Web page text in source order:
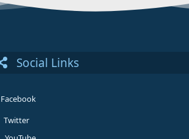
Social Links
Facebook
Twitter